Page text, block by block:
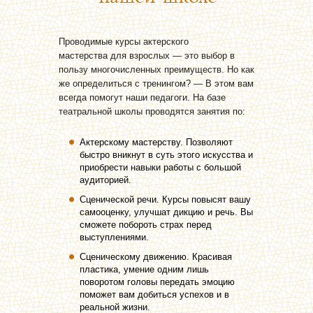
Проводимые курсы актерского
мастерства для взрослых — это выбор в
пользу многочисленных преимуществ. Но как
же определиться с тренингом? — В этом вам
всегда помогут наши педагоги. На базе
театральной школы проводятся занятия по:
Актерскому мастерству. Позволяют
быстро вникнут в суть этого искусства и
приобрести навыки работы с большой
аудиторией.
Сценической речи. Курсы повысят вашу
самооценку, улучшат дикцию и речь. Вы
сможете побороть страх перед
выступлениями.
Сценическому движению. Красивая
пластика, умение одним лишь
поворотом головы передать эмоцию
поможет вам добиться успехов и в
реальной жизни.